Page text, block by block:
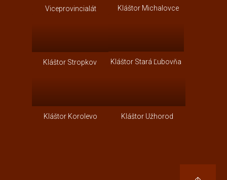
Viceprovincialát Kláštor Michalovce
Kláštor Stropkov Kláštor Stará Ľubovňa
Kláštor Korolevo Kláštor Užhorod